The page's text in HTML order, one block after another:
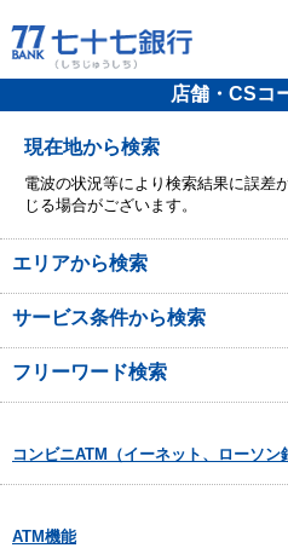
店舗・CSコ
現在地から検索
電波の状況等により検索結果に誤差
じる場合がございます。
エリアから検索
サービス条件から検索
フリーワード検索
コンビニATM（イーネット、ローソン
ATM機能